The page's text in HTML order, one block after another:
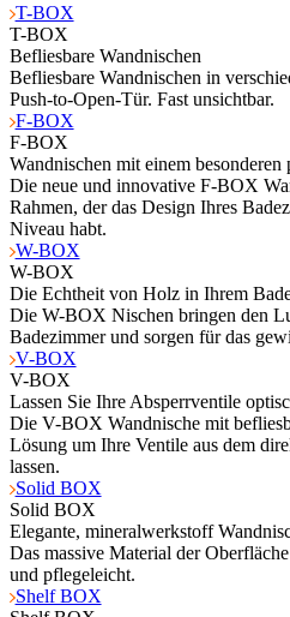
T-BOX
T-BOX
Befliesbare Wandnischen
Befliesbare Wandnischen in
Push-to-Open-Tür. Fast unsichtbar.
F-BOX
F-BOX
Wandnischen mit einem besonderen
Die neue und innovative F-BOX
Rahmen, der das Design Ihres
Niveau habt.
W-BOX
W-BOX
Die Echtheit von Holz in Ihrem
Die W-BOX Nischen bringen den
Badezimmer und sorgen für das
V-BOX
V-BOX
Lassen Sie Ihre Absperrventile
Die V-BOX Wandnische mit
Lösung um Ihre Ventile aus dem
lassen.
Solid BOX
Solid BOX
Elegante, mineralwerkstoff
Das massive Material der
und pflegeleicht.
Shelf BOX